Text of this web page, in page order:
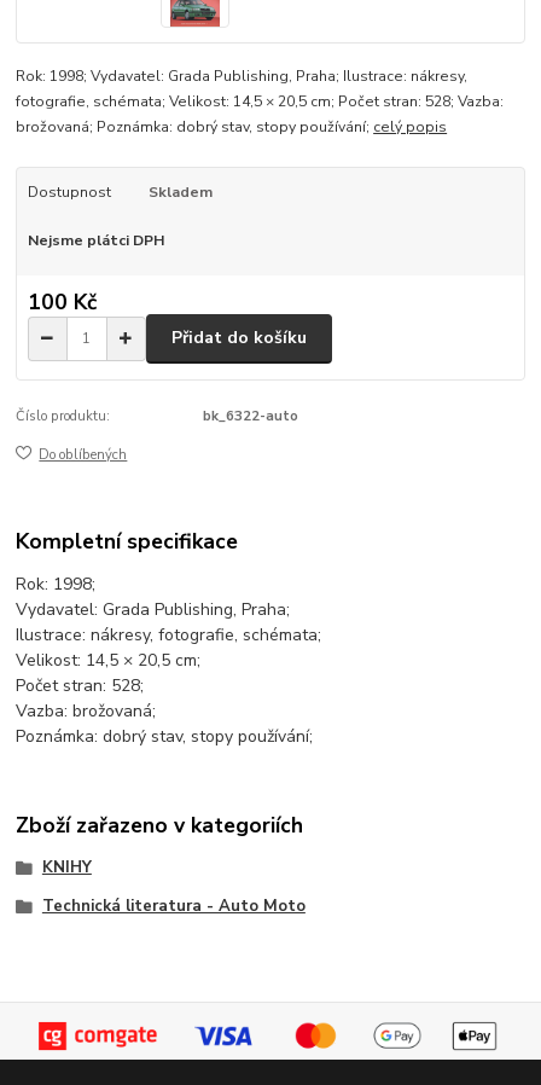
Rok: 1998; Vydavatel: Grada Publishing, Praha; Ilustrace: nákresy,
fotografie, schémata; Velikost: 14,5 × 20,5 cm; Počet stran: 528; Vazba:
brožovaná; Poznámka: dobrý stav, stopy používání; celý popis
Dostupnost Skladem
Nejsme plátci DPH
100 Kč
Přidat do košíku
Číslo produktu: bk_6322-auto
Do oblíbených
Kompletní specifikace
Rok: 1998;
Vydavatel: Grada Publishing, Praha;
Ilustrace: nákresy, fotografie, schémata;
Velikost: 14,5 × 20,5 cm;
Počet stran: 528;
Vazba: brožovaná;
Poznámka: dobrý stav, stopy používání;
Zboží zařazeno v kategoriích
KNIHY
Technická literatura - Auto Moto